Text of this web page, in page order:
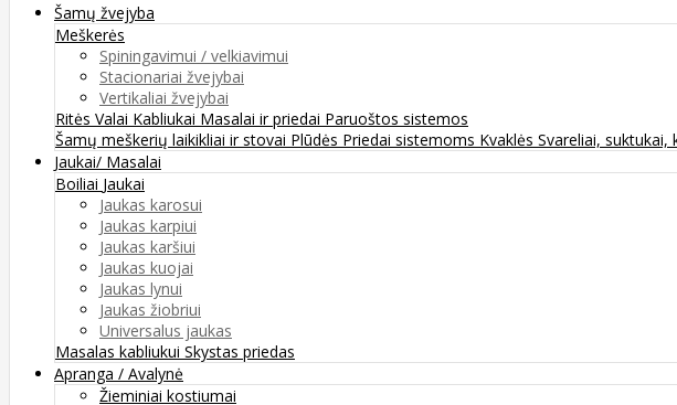
Šamų žvejyba
Meškerės
Spiningavimui / velkiavimui
Stacionariai žvejybai
Vertikaliai žvejybai
Ritės Valai Kabliukai Masalai ir priedai Paruoštos sistemos
Šamų meškerių laikikliai ir stovai Plūdės Priedai sistemoms Kvaklės Svareliai, suktukai,
Jaukai/ Masalai
Boiliai Jaukai
Jaukas karosui
Jaukas karpiui
Jaukas karšiui
Jaukas kuojai
Jaukas lynui
Jaukas žiobriui
Universalus jaukas
Masalas kabliukui Skystas priedas
Apranga / Avalynė
Žieminiai kostiumai